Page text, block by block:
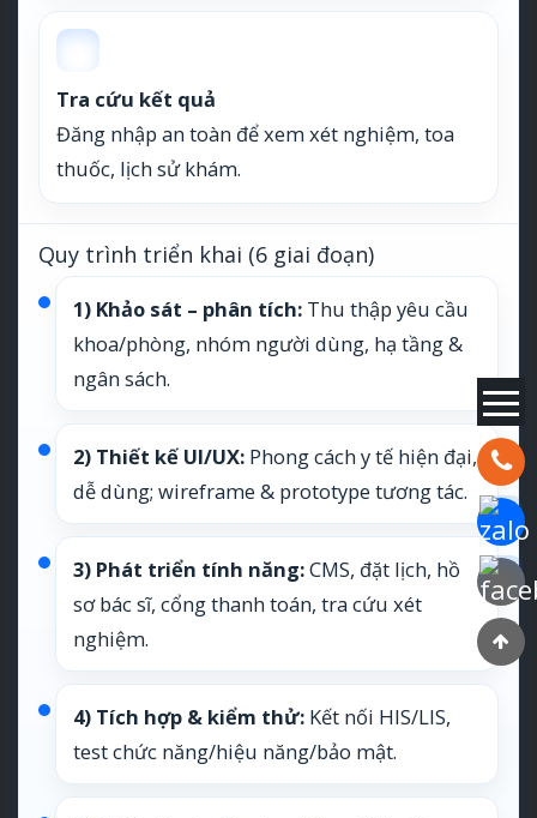
Hotline:
Chat
Tra cứu kết quả
Đăng nhập an toàn để xem xét nghiệm, toa
thuốc, lịch sử khám.
Quy trình triển khai (6 giai đoạn)
1) Khảo sát – phân tích: Thu thập yêu cầu
khoa/phòng, nhóm người dùng, hạ tầng &
ngân sách.
2) Thiết kế UI/UX: Phong cách y tế hiện đại,
dễ dùng; wireframe & prototype tương tác.
3) Phát triển tính năng:CMS, đặt lịch, hồ
sơ bác sĩ, cổng thanh toán, tra cứu xét
nghiệm.
4) Tích hợp & kiểm thử: Kết nối HIS/LIS,
test chức năng/hiệu năng/bảo mật.